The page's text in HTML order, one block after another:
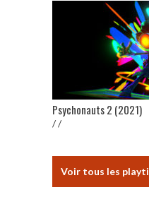
Psychonauts 2 (2021)
/ /
Voir tous les